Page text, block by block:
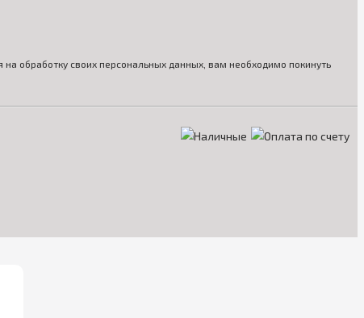
на обработку своих персональных данных, вам необходимо покинуть